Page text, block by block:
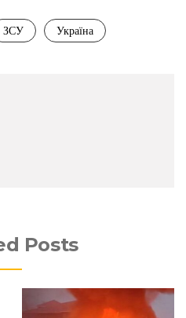
ЗСУ Україна
Posts